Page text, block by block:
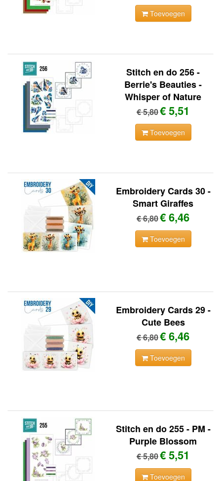
Toevoegen
Stitch en do 256 -
Berrie's Beauties -
Whisper of Nature
€ 5,80€ 5,51
Toevoegen
Embroidery Cards 30 -
Smart Giraffes
€ 6,80€ 6,46
Toevoegen
Embroidery Cards 29 -
Cute Bees
€ 6,80€ 6,46
Toevoegen
Stitch en do 255 - PM -
Purple Blossom
€ 5,80€ 5,51
Toevoegen